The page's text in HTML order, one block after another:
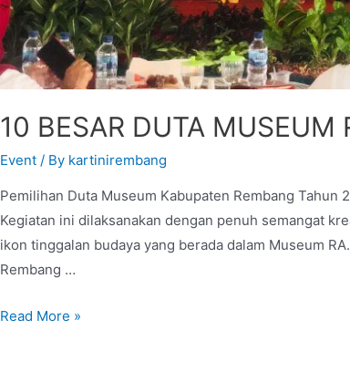
10 BESAR DUTA MUSEUM
Event / By kartinirembang
Pemilihan Duta Museum Kabupaten Rembang Tahun
Kegiatan ini dilaksanakan dengan penuh semangat
ikon tinggalan budaya yang berada dalam Museum
Rembang …
Read More »